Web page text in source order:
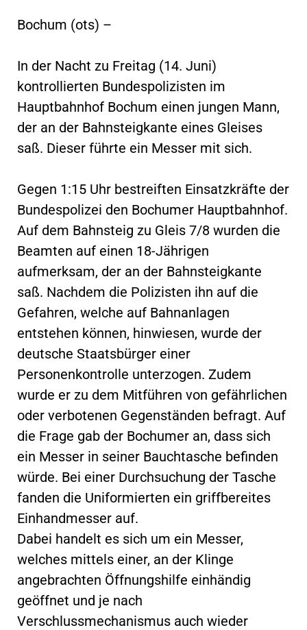
Bochum (ots) –
In der Nacht zu Freitag (14. Juni)
kontrollierten Bundespolizisten im
Hauptbahnhof Bochum einen jungen Mann,
der an der Bahnsteigkante eines Gleises
saß. Dieser führte ein Messer mit sich.
Gegen 1:15 Uhr bestreiften Einsatzkräfte der
Bundespolizei den Bochumer Hauptbahnhof.
Auf dem Bahnsteig zu Gleis 7/8 wurden die
Beamten auf einen 18-Jährigen
aufmerksam, der an der Bahnsteigkante
saß. Nachdem die Polizisten ihn auf die
Gefahren, welche auf Bahnanlagen
entstehen können, hinwiesen, wurde der
deutsche Staatsbürger einer
Personenkontrolle unterzogen. Zudem
wurde er zu dem Mitführen von gefährlichen
oder verbotenen Gegenständen befragt. Auf
die Frage gab der Bochumer an, dass sich
ein Messer in seiner Bauchtasche befinden
würde. Bei einer Durchsuchung der Tasche
fanden die Uniformierten ein griffbereites
Einhandmesser auf.
Dabei handelt es sich um ein Messer,
welches mittels einer, an der Klinge
angebrachten Öffnungshilfe einhändig
geöffnet und je nach
Verschlussmechanismus auch wieder